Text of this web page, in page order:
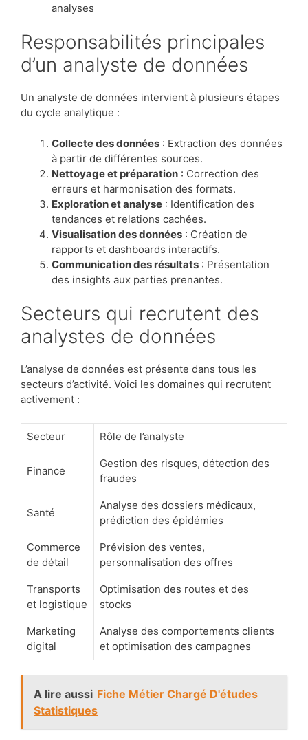
analyses
Responsabilités principales
d’un analyste de données
Un analyste de données intervient à plusieurs étapes
du cycle analytique :
Collecte des données : Extraction des données
à partir de différentes sources.
Nettoyage et préparation : Correction des
erreurs et harmonisation des formats.
Exploration et analyse : Identification des
tendances et relations cachées.
Visualisation des données : Création de
rapports et dashboards interactifs.
Communication des résultats : Présentation
des insights aux parties prenantes.
Secteurs qui recrutent des
analystes de données
L’analyse de données est présente dans tous les
secteurs d’activité. Voici les domaines qui recrutent
activement :
Secteur Rôle de l’analyste
Finance
Gestion des risques, détection des
fraudes
Santé
Analyse des dossiers médicaux,
prédiction des épidémies
Commerce
de détail
Prévision des ventes,
personnalisation des offres
Transports
et logistique
Optimisation des routes et des
stocks
Marketing
digital
Analyse des comportements clients
et optimisation des campagnes
A lire aussi Fiche Métier Chargé D'études
Statistiques